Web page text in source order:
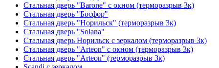
Стальная дверь "Barone" с окном (терморазрыв 3к)
Стальная дверь "Босфор"
Стальная дверь "Норильск" (терморазрыв 3к)
Стальная дверь "Solana"
Стальная дверь Норильск с зеркалом (терморазрыв 3к)
Стальная дверь "Arteon" с окном (терморазрыв 3к)
Стальная дверь "Arteon" (терморазрыв 3к)